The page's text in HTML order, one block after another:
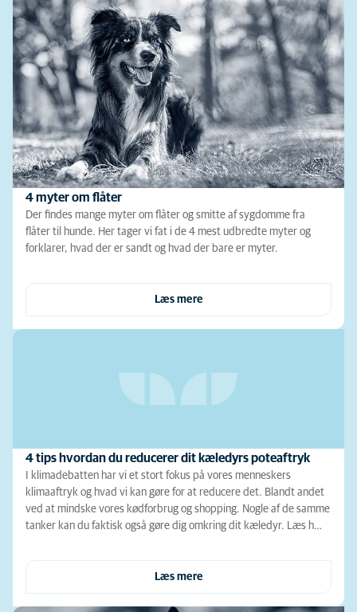
4 myter om flåter
Der findes mange myter om flåter og smitte af sygdomme fra
flåter til hunde. Her tager vi fat i de 4 mest udbredte myter og
forklarer, hvad der er sandt og hvad der bare er myter.
Læs mere
4 tips hvordan du reducerer dit kæledyrs poteaftryk
I klimadebatten har vi et stort fokus på vores menneskers
klimaaftryk og hvad vi kan gøre for at reducere det. Blandt andet
ved at mindske vores kødforbrug og shopping. Nogle af de samme
tanker kan du faktisk også gøre dig omkring dit kæledyr. Læs h…
Læs mere